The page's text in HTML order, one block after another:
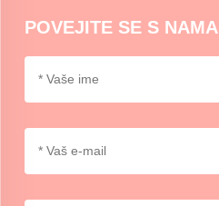
POVEJITE SE S NAMA